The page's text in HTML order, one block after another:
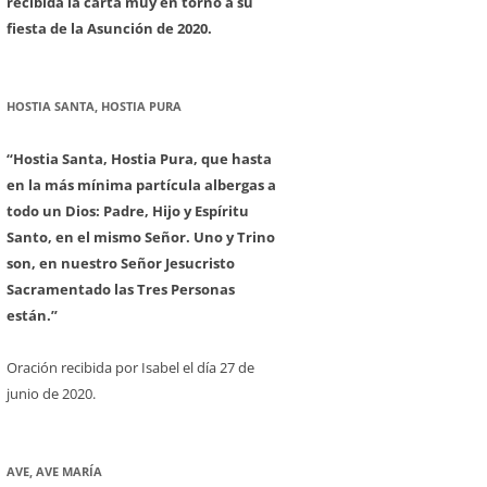
fiesta de la Asunción de 2020.
HOSTIA SANTA, HOSTIA PURA
“Hostia Santa, Hostia Pura, que hasta
en la más mínima partícula albergas a
todo un Dios: Padre, Hijo y Espíritu
Santo, en el mismo Señor. Uno y Trino
son, en nuestro Señor Jesucristo
Sacramentado las Tres Personas
están.”
Oración recibida por Isabel el día 27 de
junio de 2020.
AVE, AVE MARÍA